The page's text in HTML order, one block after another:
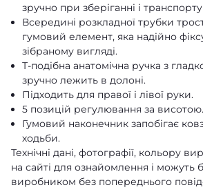
зручно при зберіганні і
Всередині розкладної трубки
гумовий елемент, яка надійно
зібраному вигляді.
Т-подібна анатомічна ручка з
зручно лежить в долоні.
Підходить для правої і лівої руки.
5 позицій регулювання за висотою.
Гумовий наконечник запобігає
ходьби.
Технічні дані, фотографії, кольору
на сайті для ознайомлення і можуть
виробником без попереднього